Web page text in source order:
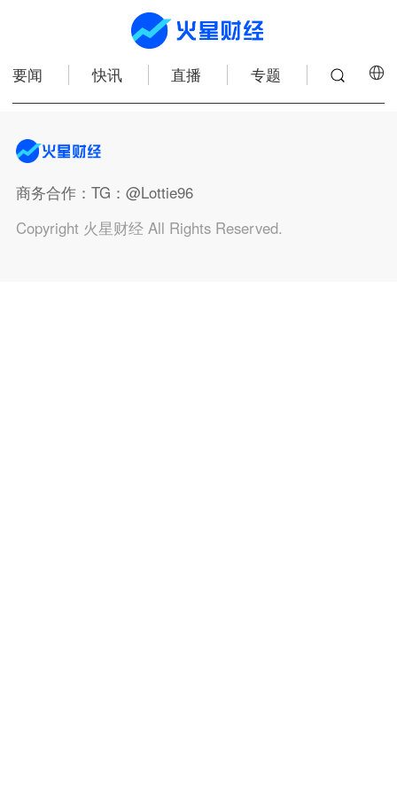
要闻 快讯 直播 专题
商务合作：TG：@Lottie96
Copyright 火星财经 All Rights Reserved.